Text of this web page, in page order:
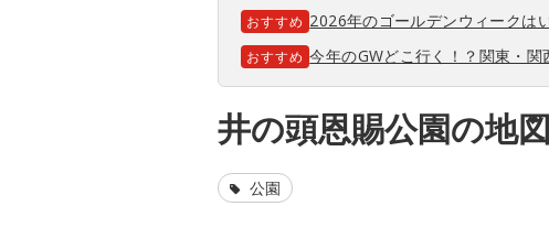
おすすめ 2026年のゴールデンウィークは
おすすめ 今年のGWどこ行く！？関東・
井の頭恩賜公園の地
公園